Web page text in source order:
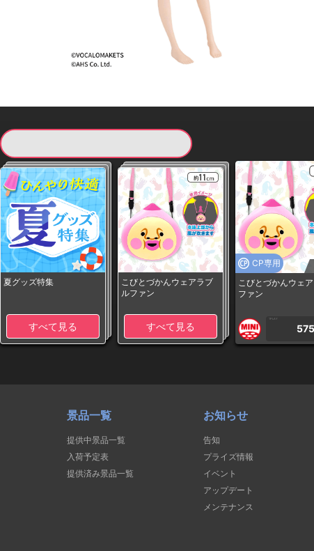
夏グッズ特集
すべて見る
こびとづかんウェアラブ
ルファン
すべて見る
CP専用
こびとづかんウェ
ファン
1PLAY
575
景品一覧
提供中景品一覧
入荷予定表
提供済み景品一覧
お知らせ
告知
プライズ情報
イベント
アップデート
メンテナンス